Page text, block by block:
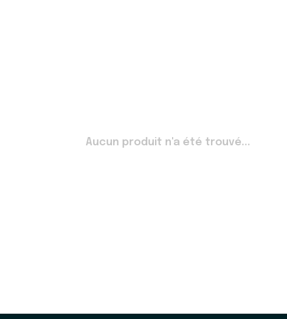
Aucun produit n'a été trouvé...